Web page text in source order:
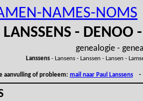
NAMES-NOMS
LANSSENS -
genealogie -
Lanssens- Lansens - Lanssen - Lansen -
aanvulling of probleem: mail naar Paul Lanssens-